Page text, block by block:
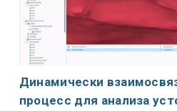
Динамически
процесс для анализа